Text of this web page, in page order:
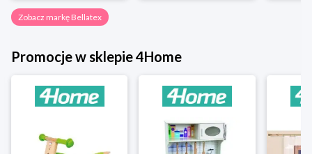
Zobacz markę Bellatex
Promocje w sklepie 4Home